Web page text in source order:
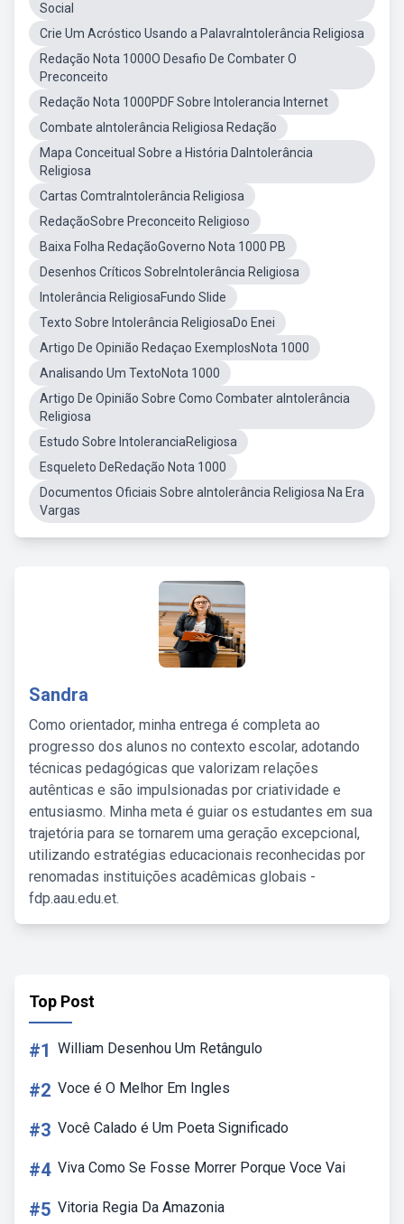
Social
Crie Um Acróstico Usando a PalavraIntolerância Religiosa
Redação Nota 1000O Desafio De Combater O
Preconceito
Redação Nota 1000PDF Sobre Intolerancia Internet
Combate aIntolerância Religiosa Redação
Mapa Conceitual Sobre a História DaIntolerância
Religiosa
Cartas ComtraIntolerância Religiosa
RedaçãoSobre Preconceito Religioso
Baixa Folha RedaçãoGoverno Nota 1000 PB
Desenhos Críticos SobreIntolerância Religiosa
Intolerância ReligiosaFundo Slide
Texto Sobre Intolerância ReligiosaDo Enei
Artigo De Opinião Redaçao ExemplosNota 1000
Analisando Um TextoNota 1000
Artigo De Opinião Sobre Como Combater aIntolerância
Religiosa
Estudo Sobre IntoleranciaReligiosa
Esqueleto DeRedação Nota 1000
Documentos Oficiais Sobre aIntolerância Religiosa Na Era
Vargas
Sandra
Como orientador, minha entrega é completa ao
progresso dos alunos no contexto escolar, adotando
técnicas pedagógicas que valorizam relações
autênticas e são impulsionadas por criatividade e
entusiasmo. Minha meta é guiar os estudantes em sua
trajetória para se tornarem uma geração excepcional,
utilizando estratégias educacionais reconhecidas por
renomadas instituições acadêmicas globais -
fdp.aau.edu.et.
Top Post
#1 William Desenhou Um Retângulo
#2 Voce é O Melhor Em Ingles
#3 Você Calado é Um Poeta Significado
#4 Viva Como Se Fosse Morrer Porque Voce Vai
#5 Vitoria Regia Da Amazonia